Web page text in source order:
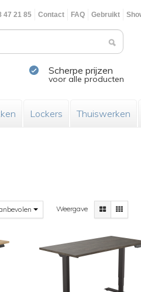
47 21 85 Contact FAQ Gebruikt
Scherpe prijzen
voor alle producten
Lockers Thuiswerken
Weergave